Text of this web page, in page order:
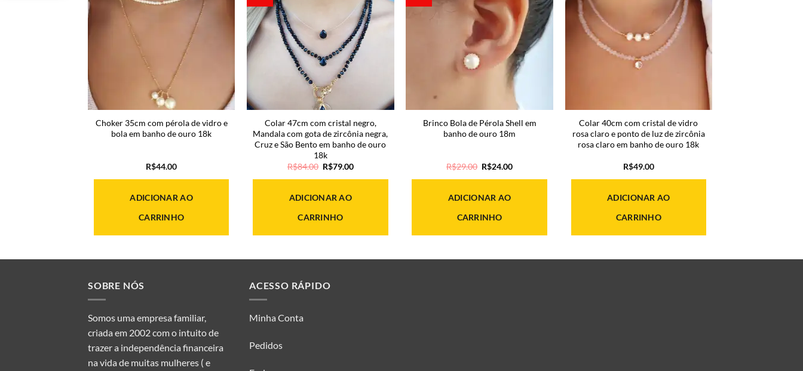
Choker 35cm com pérola de vidro e
bola em banho de ouro 18k
R$44.00
ADICIONAR AO
CARRINHO
Colar 47cm com cristal negro,
Mandala com gota de zircônia negra,
Cruz e São Bento em banho de ouro
18k
R$84.00 O
original
R$84.00.
R$79.00O
atual
ADICIONAR AO
CARRINHO
Brinco Bola de Pérola Shell em
banho de ouro 18m
R$29.00 O
original
R$29.00.
R$24.00O
atual
ADICIONAR AO
CARRINHO
Colar 40cm com cristal de vidro
rosa claro e ponto de luz de zircônia
rosa claro em banho de ouro 18k
R$49.00
ADICIONAR AO
CARRINHO
SOBRE NÓS
Somos uma empresa familiar,
criada em 2002 com o intuito de
trazer a independência financeira
na vida de muitas mulheres ( e
ACESSO RÁPIDO
Minha Conta
Pedidos